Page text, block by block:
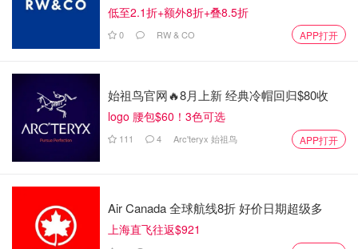
低至2.1折+额外8折+叠8.5折
0 RW & CO APP打开
始祖鸟官网🔥8月上新 经典冷帽回归$80收
logo 腰包$60！3色可选
111 4 Arc'teryx 始祖鸟 APP打开
Air Canada 全球航线8折 好价日期超级多
上海直飞往返$921